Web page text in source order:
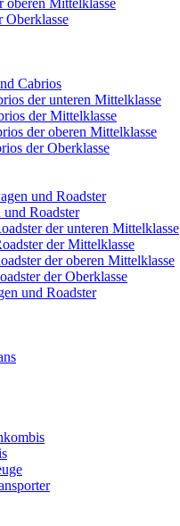
oberen Mittelklasse
Oberklasse
Cabrios
der unteren Mittelklasse
der Mittelklasse
der oberen Mittelklasse
der Oberklasse
und Roadster
Roadster
der unteren Mittelklasse
der Mittelklasse
der oberen Mittelklasse
der Oberklasse
und Roadster